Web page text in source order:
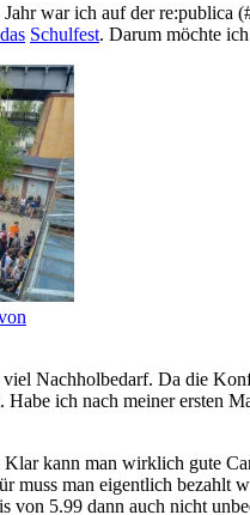
war ich auf der
das Schulfest. Darum möchte
Nachholbedarf. Da die
ich nach meiner ersten
kann man wirklich gute
muss man eigentlich bezahlt
von 5.99 dann auch nicht